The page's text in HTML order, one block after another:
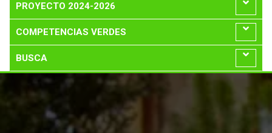
PROYECTO 2024-2026
COMPETENCIAS VERDES
BUSCA